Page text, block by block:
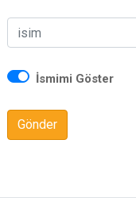
İsmimi Göster
Gönder